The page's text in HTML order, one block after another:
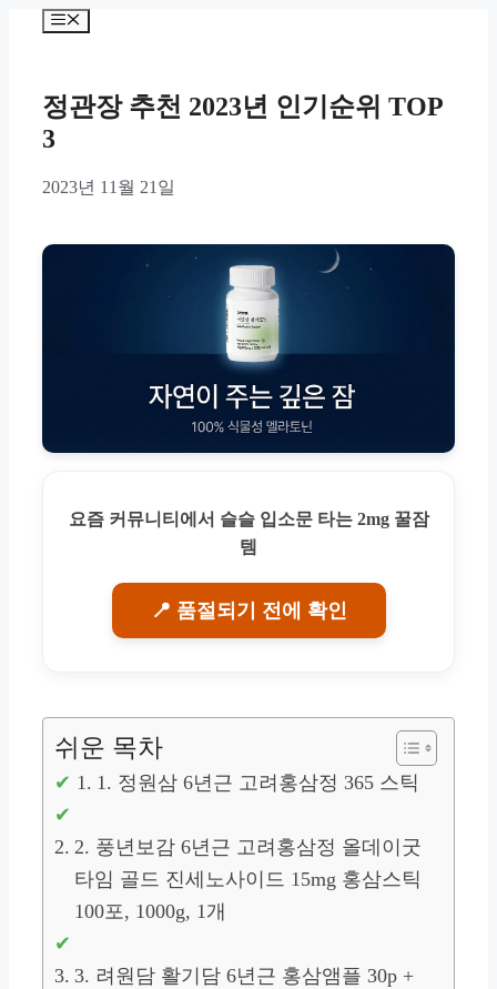
Menu
정관장 추천 2023년 인기순위 TOP
3
2023년 11월 21일
요즘 커뮤니티에서 슬슬 입소문 타는 2mg 꿀잠
템
📍 품절되기 전에 확인
쉬운 목차
1. 정원삼 6년근 고려홍삼정 365 스틱
2. 풍년보감 6년근 고려홍삼정 올데이굿
타임 골드 진세노사이드 15mg 홍삼스틱
100포, 1000g, 1개
3. 려원담 활기담 6년근 홍삼앰플 30p +